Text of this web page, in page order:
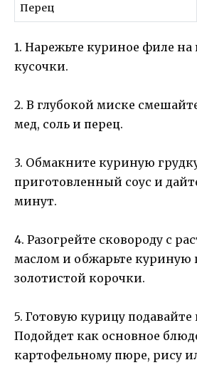
Перец
1. Нарежьте куриное филе
кусочки.
2. В глубокой миске
мед, соль и перец.
3. Обмакните куриную
приготовленный соус и
минут.
4. Разогрейте сковороду с
маслом и обжарьте куриную
золотистой корочки.
5. Готовую курицу подавайте
Подойдет как основное
картофельному пюре, рису